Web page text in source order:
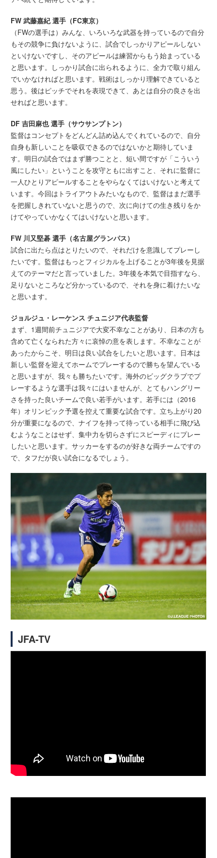
FW 武藤嘉紀 選手（FC東京）
（FWの選手は）みんな、いろいろな武器を持っているので自分
もその競争に負けないように、試合でしっかりアピールしない
といけないですし、そのアピールは練習からもう始まっている
と思います。しっかり試合に出られるように、全力で取り組ん
でいかなければと思います。戦術はしっかり理解できていると
思う。後はピッチでそれを表現できて、あとは自分の良さを出
せればと思います。
DF 吉田麻也 選手（サウサンプトン）
監督はコンセプトをどんどん詰め込んでくれているので、自分
自身も新しいことを吸収できるのではないかと期待していま
す。明日の試合ではまず勝つことと、短い間ですが「こういう
風にしたい」ということを攻守ともに出すこと、それに監督に
一人ひとりアピールすることをやらなくてはいけないと考えて
います。今回はトライアウトみたいなもので、監督はまだ選手
を把握しきれていないと思うので、次に向けての生き残りをか
けてやっていかなくてはいけないと思います。
FW 川又堅碁 選手（名古屋グランパス）
試合に出たら点はとりたいので、それだけを意識してプレーし
たいです。監督はもっとフィジカルを上げることが3年後を見据
えてのテーマだと言っていました。3年後を本気で目指すなら、
足りないところなど分かっているので、それを身に着けたいな
と思います。
ジョルジュ・レーケンス チュニジア代表監督
まず、1週間前チュニジアで大変不幸なことがあり、日本の方も
含めて亡くなられた方々に哀悼の意を表します。不幸なことが
あったからこそ、明日は良い試合をしたいと思います。日本は
新しい監督を迎えてホームでプレーするので勝ちを望んでいる
と思いますが、我々も勝ちたいです。海外のビッグクラブでプ
レーするような選手は我々にはいませんが、とてもハングリー
さを持った良いチームで良い若手がいます。若手には（2016
年）オリンピック予選を控えて重要な試合です。立ち上がり20
分が重要になるので、ナイフを持って待っている相手に飛び込
むようなことはせず、集中力を切らさずにスピーディにプレー
したいと思います。サッカーをするのが好きな両チームですの
で、タフだが良い試合になるでしょう。
JFA-TV